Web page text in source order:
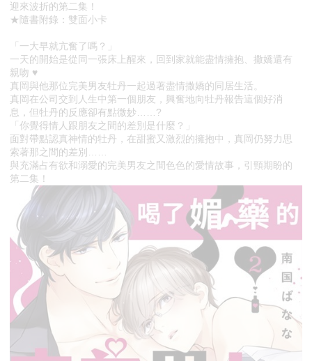
迎來波折的第二集！
★隨書附錄：雙面小卡
「一大早就亢奮了嗎？」
一天的開始是從同一張床上醒來，回到家就能盡情擁抱、撒嬌還有
親吻 ♥
真岡與他那位完美男友牡丹一起過著盡情撒嬌的同居生活。
真岡在公司交到人生中第一個朋友，興奮地向牡丹報告這個好消
息，但牡丹的反應卻有點微妙……?
「你覺得情人跟朋友之間的差別是什麼？」
面對帶點認真神情的牡丹，在甜蜜又激烈的擁抱中，真岡仍努力思
索著那之間的差別……
與充滿占有欲和溺愛的完美男友之間色色的愛情故事，引頸期盼的
第二集！